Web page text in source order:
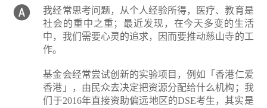
我经常思考问题，从个人经验所得，医疗、教育是
社会的重中之重；最近发现，在今天多变的生活
中，我们需要心灵的追求，因而要推动慈山寺的工
作。
基金会经常尝试创新的实验项目，例如「香港仁爱
香港」，由民众去决定把资源分配给什么机构；我
们于2016年直接资助偏远地区的DSE考生，其实是